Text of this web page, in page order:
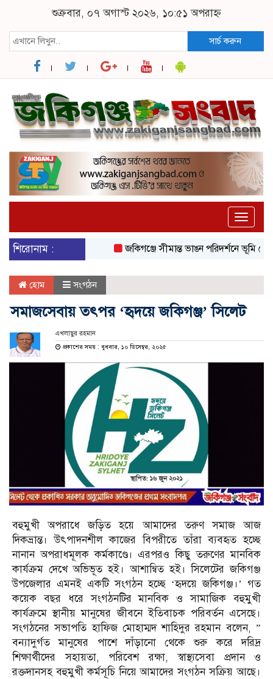
শুক্রবার, ০৭ অগাস্ট ২০২৬, ১০:৫১ অপরাহ্ন
সার্চ করুন
Toggle
শিরোনাম :
জকিগঞ্জে সীমান্ত ভাঙন পরিদর্শনে ভূমি রেকর্ড
হোম সংগঠন
সমাজসেবায় তৎপর ‘হৃদয়ে জকিগঞ্জ’ সিলেট
এখলাছুর রহমান
প্রকাশের সময় : বুধবার, ১০ ডিসেম্বর, ২০২৫
বহুমুখী অপরাধে জড়িত হয়ে আমাদের তরুণ সমাজ আজ
দিকভ্রান্ত। উৎপাদনশীল কাজের বিপরীতে তাঁরা ব্যবহৃত হচ্ছে
নানান অপরাধমূলক কর্মকাণ্ডে। এরপরও কিছু তরুণের মানবিক
কার্যক্রম দেখে অভিভূত হই। আশান্বিত হই। সিলেটের জকিগঞ্জ
উপজেলার এমনই একটি সংগঠন হচ্ছে ‘হৃদয়ে জকিগঞ্জ।’ গত
কয়েক বছর ধরে সংগঠনটির মানবিক ও সামাজিক বহুমুখী
কার্যক্রমে স্থানীয় মানুষের জীবনে ইতিবাচক পরিবর্তন এসেছে।
সংগঠনের সভাপতি হাফিজ মোহাম্মদ শাহিদুর রহমান বলেন, ”
বন্যাদুর্গত মানুষের পাশে দাঁড়ানো থেকে শুরু করে দরিদ্র
শিক্ষার্থীদের সহায়তা, পরিবেশ রক্ষা, স্বাস্থ্যসেবা প্রদান ও
রক্তদানসহ বহুমুখী কর্মসূচি নিয়ে আমাদের সংগঠন সক্রিয় আছে।